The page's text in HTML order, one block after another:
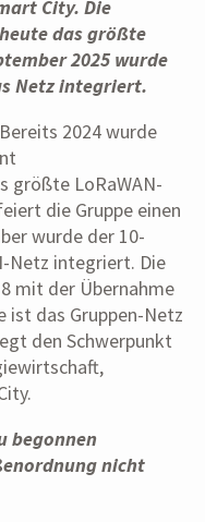
City. Die
das größte
2025 wurde
Netz integriert.
Bereits 2024 wurde
größte LoRaWAN-
die Gruppe einen
wurde der 10-
Netz integriert. Die
mit der Übernahme
ist das Gruppen-Netz
den Schwerpunkt
begonnen
nicht